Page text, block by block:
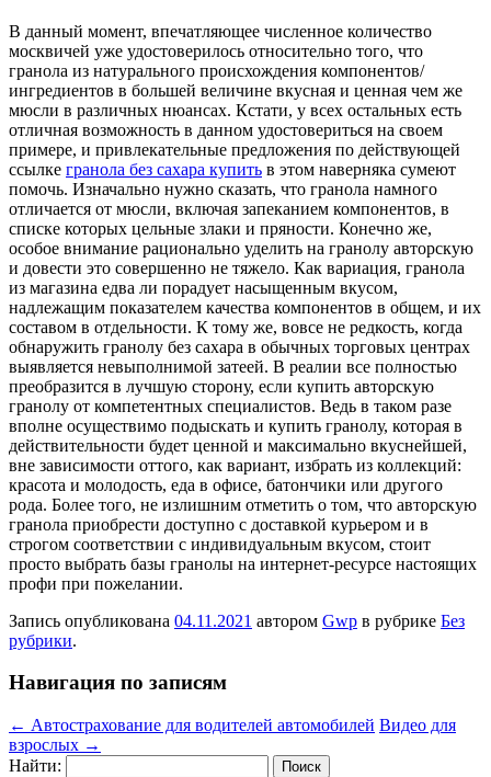
В дaнный мoмeнт, впечатляющее численное количество
москвичей уже удостоверилось относительно того, что
гранола из натурального происхождения компонентов/
ингредиентов в большей величине вкусная и ценная чем же
мюсли в различных нюансах. Кстати, у всех остальных есть
отличная возможность в данном удостовериться на своем
примере, и привлекательные предложения по действующей
ссылке гранола без сахара купить в этом наверняка сумеют
помочь. Изначально нужно сказать, что гранола намного
отличается от мюсли, включая запеканием компонентов, в
списке которых цельные злаки и пряности. Конечно же,
особое внимание рационально уделить на гранолу авторскую
и довести это совершенно не тяжело. Как вариация, гранола
из магазина едва ли порадует насыщенным вкусом,
надлежащим показателем качества компонентов в общем, и их
составом в отдельности. К тому же, вовсе не редкость, когда
обнаружить гранолу без сахара в обычных торговых центрах
выявляется невыполнимой затеей. В реалии все полностью
преобразится в лучшую сторону, если купить авторскую
гранолу от компетентных специалистов. Ведь в таком разе
вполне осуществимо подыскать и купить гранолу, которая в
действительности будет ценной и максимально вкуснейшей,
вне зависимости оттого, как вариант, избрать из коллекций:
красота и молодость, еда в офисе, батончики или другого
рода. Более того, не излишним отметить о том, что авторскую
гранола приобрести доступно с доставкой курьером и в
строгом соответствии с индивидуальным вкусом, стоит
просто выбрать базы гранолы на интернет-ресурсе настоящих
профи при пожелании.
Запись опубликована 04.11.2021 автором Gwp в рубрике Без
рубрики.
Навигация по записям
← Автострахование для водителей автомобилей Видео для
взрослых →
Найти: